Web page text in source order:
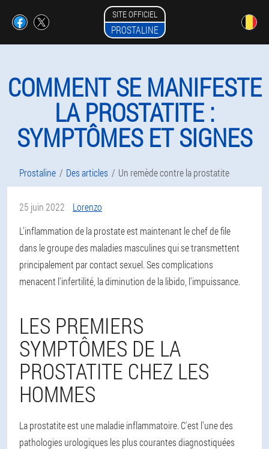
SITE OFFICIEL
PROSTALINE
COMMENT SE MANIFESTE
LA PROSTATITE :
SYMPTÔMES ET SIGNES
Prostaline Des articles Un remède contre la prostatite
25 juin 2022
Lorenzo
L'inflammation de la prostate est maintenant le chef de file
dans le groupe des maladies masculines qui se transmettent
principalement par contact sexuel. Ses complications
menacent l'infertilité, la diminution de la libido, l'impuissance.
LES PREMIERS
SYMPTÔMES DE LA
PROSTATITE CHEZ LES
HOMMES
La prostatite est une maladie inflammatoire. C'est l'une des
pathologies urologiques les plus courantes diagnostiquées